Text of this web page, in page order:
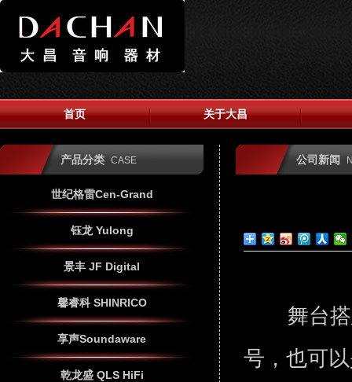
首页 关于大昌
产品分类 CASE
世纪格雷Cen-Grand
钰龙 Yulong
景丰 JF Digital
馨睿科 SHINRICO
享声Soundaware
乾龙盛 QLS HiFi
公司新闻
舞台搭
号，也可